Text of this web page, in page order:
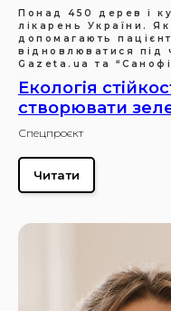
Понад 450 дерев і
лікарень України.
допомагають
відновлюватися під
Gazeta.ua та
Екологія
створювати
Спецпроєкт
Читати